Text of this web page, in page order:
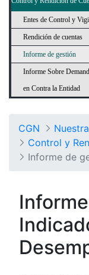
Entes de Control y
Rendición de cuentas
Informe de gestión
Informe Sobre
en Contra la Entidad
CGN
Control y
Informe de